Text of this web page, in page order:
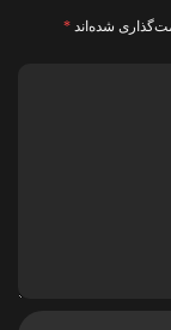
شده‌اند *